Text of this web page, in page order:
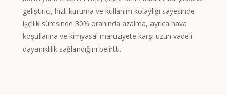
geliştirici, hızlı kuruma ve kullanım kolaylığı sayesinde
işçilik süresinde 30% oranında azalma, ayrıca hava
koşullarına ve kimyasal maruziyete karşı uzun vadeli
dayanıklılık sağlandığını belirtti.Lower Sorbian
Dzongkha